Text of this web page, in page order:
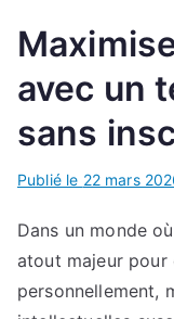
avec un
sans
Publié le 22 mars
Dans un monde
atout majeur pour
personnellement,